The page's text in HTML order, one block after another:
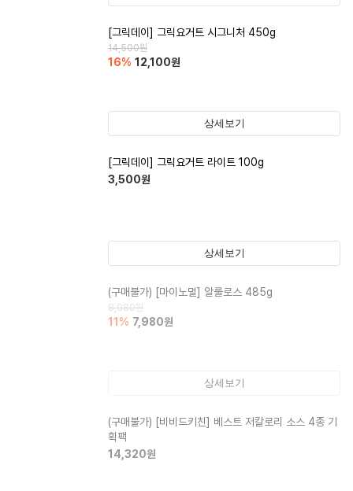
[그릭데이] 그릭요거트 시그니처 450g
14,500원
16% 12,100원
상세보기
[그릭데이] 그릭요거트 라이트 100g
3,500원
상세보기
(구매불가) [마이노멀] 알룰로스 485g
8,980원
11 % 7,980원
상세보기
(구매불가) [비비드키친] 베스트 저칼로리 소스 4종 기
획팩
14,320원